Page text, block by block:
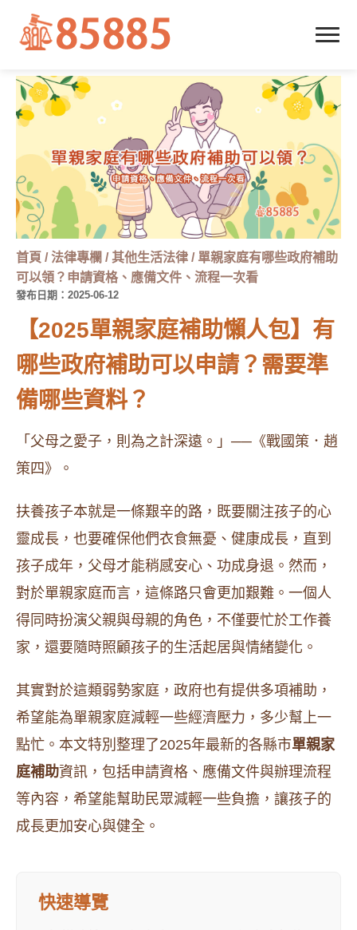
首頁 /法律專欄 / 其他生活法律 / 單親家庭有哪些政府補助
可以領？申請資格、應備文件、流程一次看
發布日期：2025-06-12
【2025單親家庭補助懶人包】有
哪些政府補助可以申請？需要準
備哪些資料？
「父母之愛子，則為之計深遠。」──《戰國策．趙
策四》。
扶養孩子本就是一條艱辛的路，既要關注孩子的心
靈成長，也要確保他們衣食無憂、健康成長，直到
孩子成年，父母才能稍感安心、功成身退。然而，
對於單親家庭而言，這條路只會更加艱難。一個人
得同時扮演父親與母親的角色，不僅要忙於工作養
家，還要隨時照顧孩子的生活起居與情緒變化。
其實對於這類弱勢家庭，政府也有提供多項補助，
希望能為單親家庭減輕一些經濟壓力，多少幫上一
點忙。本文特別整理了2025年最新的各縣市單親家
庭補助資訊，包括申請資格、應備文件與辦理流程
等內容，希望能幫助民眾減輕一些負擔，讓孩子的
成長更加安心與健全。
快速導覽